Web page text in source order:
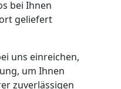
bei Ihnen
geliefert
uns einreichen,
um Ihnen
zuverlässigen